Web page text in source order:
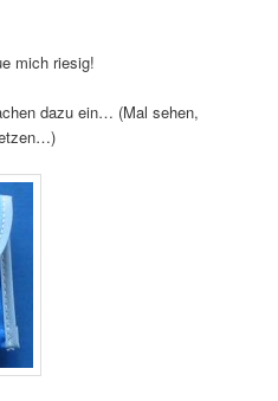
mich riesig!
dazu ein… (Mal sehen,